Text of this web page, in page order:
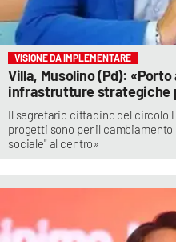
VISIONE DA IMPLEMENTARE
Villa, Musolino (Pd):
infrastrutture strategiche
Il segretario cittadino del circolo
progetti sono per il cambiamento
sociale" al centro»